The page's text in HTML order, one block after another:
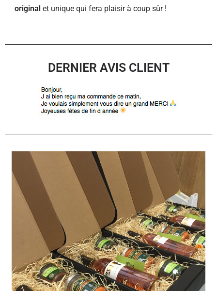
original et unique qui fera plaisir à coup sûr !
DERNIER AVIS CLIENT